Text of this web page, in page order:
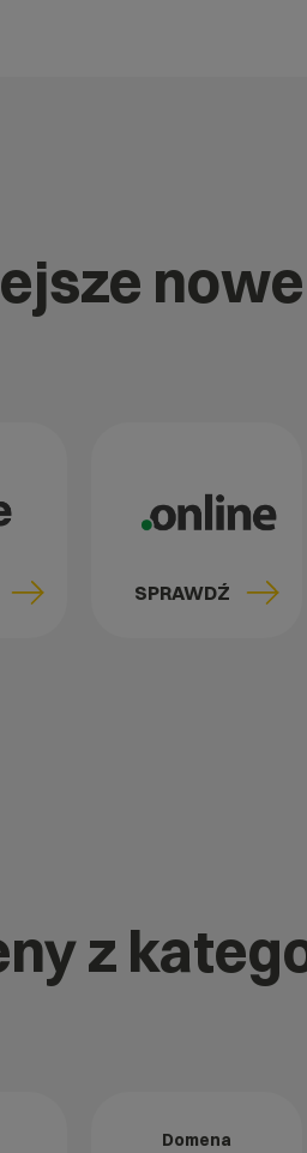
SPRAWDŹ
z
Domena